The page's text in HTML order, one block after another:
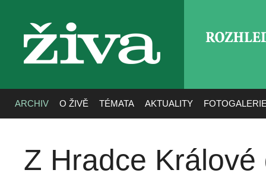
živa
ARCHIV O ŽIVĚ TÉMATA AKTUALITY
Z Hradce